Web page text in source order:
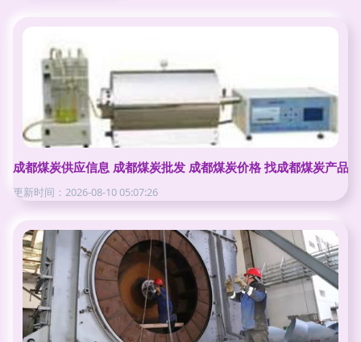
成都煤炭供应信息 成都煤炭批发 成都煤炭价格 找成都煤炭产品上
更新时间：2026-08-10 05:07:26